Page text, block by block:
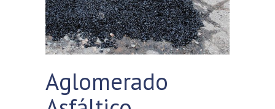
Aglomerado